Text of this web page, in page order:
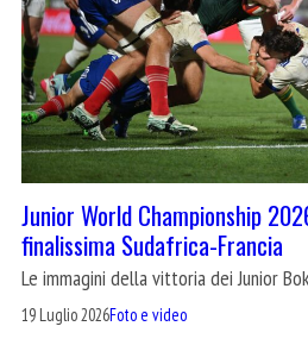
Junior World Championship
finalissima Sudafrica-Francia
Le immagini della vittoria dei Junior
19 Luglio 2026Foto e video